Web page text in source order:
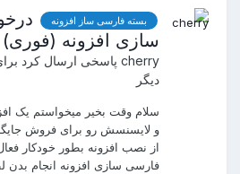
بسته فارسی ساز افزونه
سازی افزونه (فوری)
cherry پاسخی ارسال کرد
دیگر
سلام وقت بخیر میخواستم یک
و لایسنسش رو برای فروش
از نصب افزونه بطور خودکار
فارسی سازی افزونه انجام